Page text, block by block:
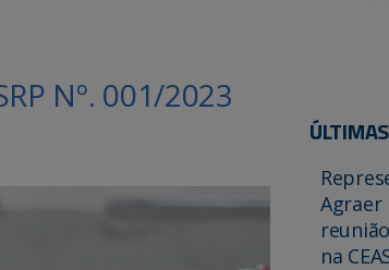
Nº. 001/2023
Agraer
na